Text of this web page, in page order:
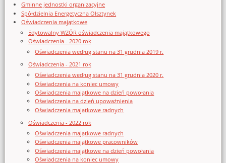
Gminne jednostki organizacyjne
Spółdzielnia Energetyczna Olsztynek
Oświadczenia majątkowe
Edytowalny WZÓR oświadczenia majątkowego
Oświadczenia - 2020 rok
Oświadczenia według stanu na 31 grudnia 2019 r.
Oświadczenia - 2021 rok
Oświadczenia według stanu na 31 grudnia 2020 r.
Oświadczenia na koniec umowy
Oświadczenia majątkowe na dzień powołania
Oświadczenia na dzień upoważnienia
Oświadczenia majątkowe radnych
Oświadczenia - 2022 rok
Oświadczenia majątkowe radnych
Oświadczenia majątkowe pracowników
Oświadczenia majątkowe na dzień powołania
Oświadczenia na koniec umowy